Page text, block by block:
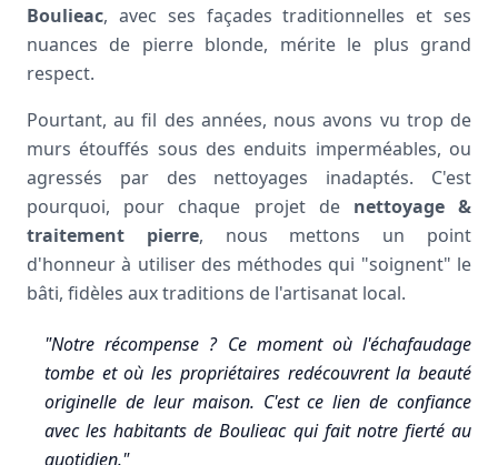
Boulieac, avec ses façades traditionnelles et ses
nuances de pierre blonde, mérite le plus grand
respect.
Pourtant, au fil des années, nous avons vu trop de
murs étouffés sous des enduits imperméables, ou
agressés par des nettoyages inadaptés. C'est
pourquoi, pour chaque projet de nettoyage &
traitement pierre, nous mettons un point
d'honneur à utiliser des méthodes qui "soignent" le
bâti, fidèles aux traditions de l'artisanat local.
"Notre récompense ? Ce moment où l'échafaudage
tombe et où les propriétaires redécouvrent la beauté
originelle de leur maison. C'est ce lien de confiance
avec les habitants de Boulieac qui fait notre fierté au
quotidien."